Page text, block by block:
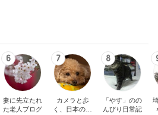
6
妻に先立たれ
た老人ブログ
7
カメラと歩
く、日本の風
8
「やす」のの
んびり日常記